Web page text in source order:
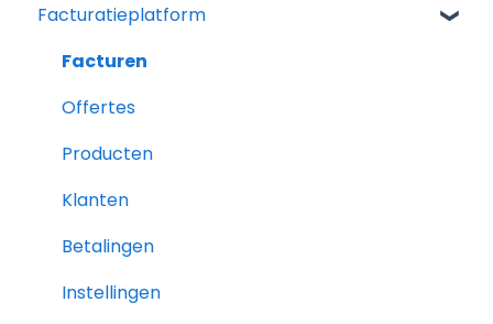
Ik heb nog geen account, of heb er net één
Facturatieplatform
Facturen
Offertes
Producten
Klanten
Betalingen
Instellingen